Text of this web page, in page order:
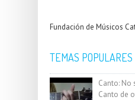
Fundación de Músicos
TEMAS POPULARES
Canto: No
Canto de